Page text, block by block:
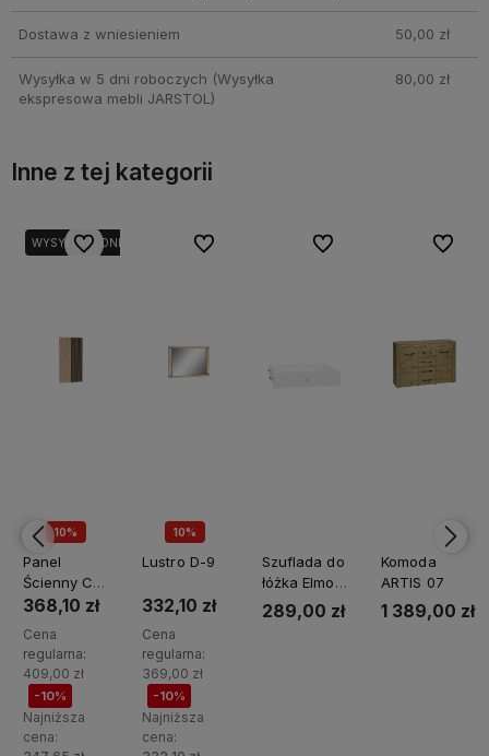
Dostawa z wniesieniem 50,00 zł
Wysyłka w 5 dni roboczych (Wysyłka
ekspresowa mebli JARSTOL)
80,00 zł
Inne z tej kategorii
10%
WYSYŁKA 7 DNI
Panel
Ścienny Cali
C-11
368,10 zł
Cena
regularna:
409,00 zł
-10%
Najniższa
cena:
Do ulubionych
Do ulubionych
10%
Lustro D-9
332,10 zł
Cena
regularna:
369,00 zł
-10%
Najniższa
cena:
Do ulubionych
Do ulubionych
Szuflada do
łóżka Elmo
19
289,00 zł
Do ulubionych
Do ulubionych
Komoda
ARTIS 07
1 389,00 zł
Do
Do